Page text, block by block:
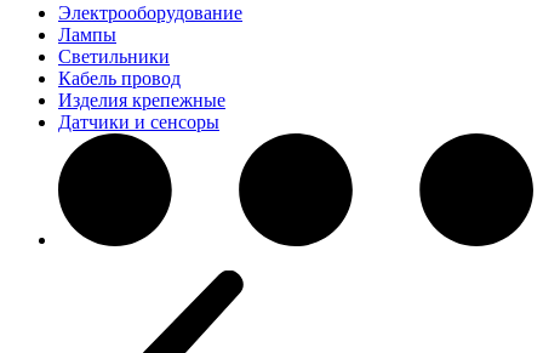
Электрооборудование
Лампы
Светильники
Кабель провод
Изделия крепежные
Датчики и сенсоры